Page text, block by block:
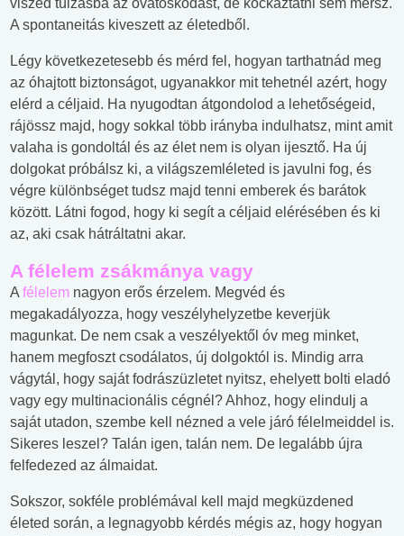
viszed túlzásba az óvatoskodást, de kockáztatni sem mersz.
A spontaneitás kiveszett az életedből.
Légy következetesebb és mérd fel, hogyan tarthatnád meg
az óhajtott biztonságot, ugyanakkor mit tehetnél azért, hogy
elérd a céljaid. Ha nyugodtan átgondolod a lehetőségeid,
rájössz majd, hogy sokkal több irányba indulhatsz, mint amit
valaha is gondoltál és az élet nem is olyan ijesztő. Ha új
dolgokat próbálsz ki, a világszemléleted is javulni fog, és
végre különbséget tudsz majd tenni emberek és barátok
között. Látni fogod, hogy ki segít a céljaid elérésében és ki
az, aki csak hátráltatni akar.
A félelem zsákmánya vagy
A félelem nagyon erős érzelem. Megvéd és
megakadályozza, hogy veszélyhelyzetbe keverjük
magunkat. De nem csak a veszélyektől óv meg minket,
hanem megfoszt csodálatos, új dolgoktól is. Mindig arra
vágytál, hogy saját fodrászüzletet nyitsz, ehelyett bolti eladó
vagy egy multinacionális cégnél? Ahhoz, hogy elindulj a
saját utadon, szembe kell nézned a vele járó félelmeiddel is.
Sikeres leszel? Talán igen, talán nem. De legalább újra
felfedezed az álmaidat.
Sokszor, sokféle problémával kell majd megküzdened
életed során, a legnagyobb kérdés mégis az, hogy hogyan